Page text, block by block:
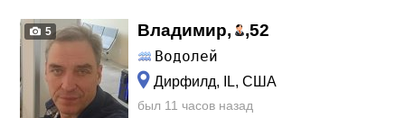
5 Владимир, ,52
Водолей
Дирфилд, IL, США
был 11 часов назад